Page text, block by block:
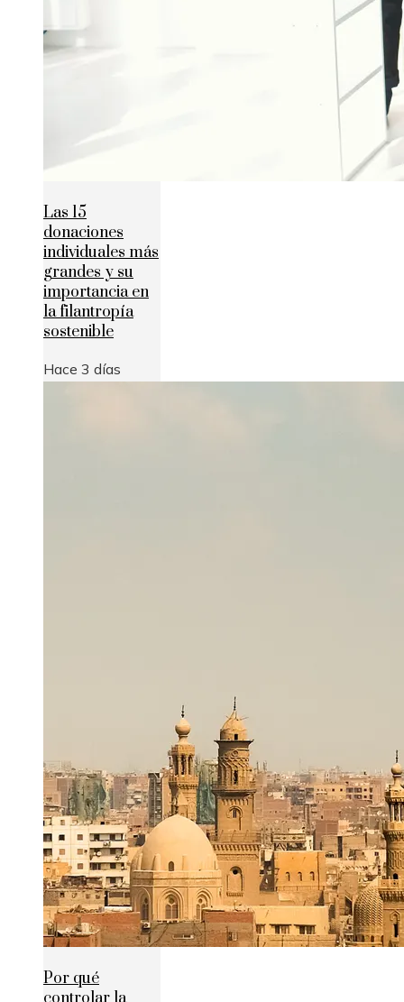
Las 15
donaciones
individuales más
grandes y su
importancia en
la filantropía
sostenible
Hace 3 días
Por qué